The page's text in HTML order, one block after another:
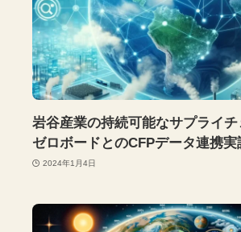
岩谷産業の持続可能なサプライ
ゼロボードとのCFPデータ連携実
2024年1月4日